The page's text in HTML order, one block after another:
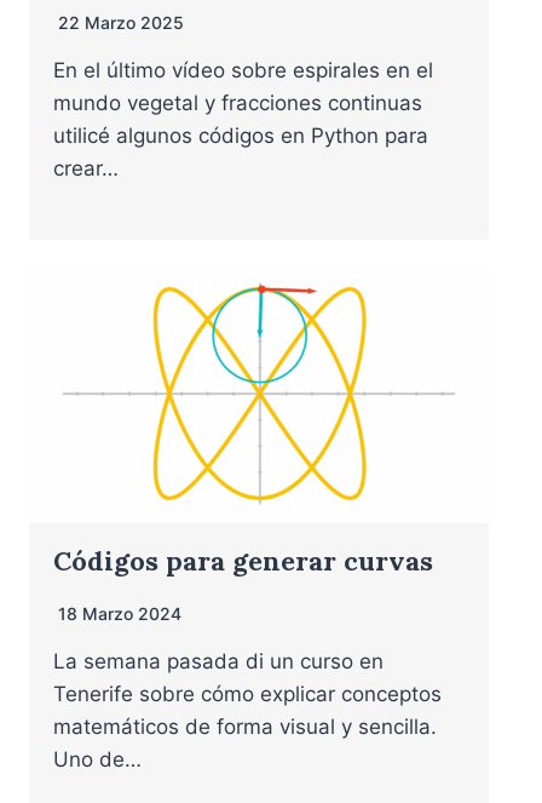
22 Marzo 2025
En el último vídeo sobre espirales en el
mundo vegetal y fracciones continuas
utilicé algunos códigos en Python para
crear…
Códigos para generar curvas
18 Marzo 2024
La semana pasada di un curso en
Tenerife sobre cómo explicar conceptos
matemáticos de forma visual y sencilla.
Uno de…